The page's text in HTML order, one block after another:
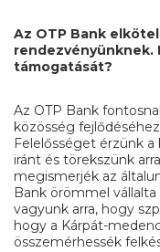
Az OTP Bank
rendezvényünknek.
támogatását?
Az OTP Bank
közösség
Felelősséget érzünk
iránt és törekszünk
megismerjék az
Bank örömmel
vagyunk arra, hogy
hogy a Kárpát-
összemérhessék